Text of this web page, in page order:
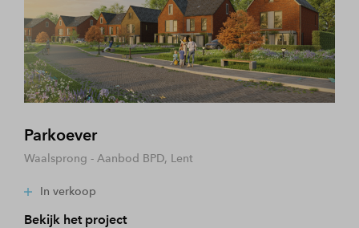
Parkoever
Waalsprong - Aanbod BPD, Lent
In verkoop
Bekijk het project